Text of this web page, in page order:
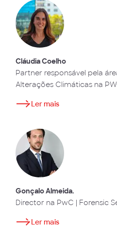
Cláudia Coelho
Partner responsável pela
Alterações Climáticas na
Ler mais
Gonçalo Almeida.
Director na PwC | Forensic
Ler mais